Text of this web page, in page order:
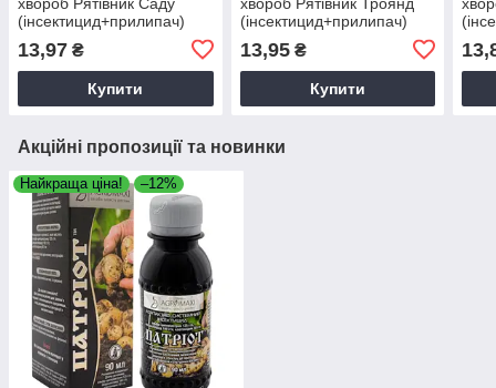
(інсектицид+прилипач)
13,97 ₴
Купити
(інсектицид+прилипач)
13,95₴
Купити
Акційні пропозиції та новинки
Найкраща ціна! –12%